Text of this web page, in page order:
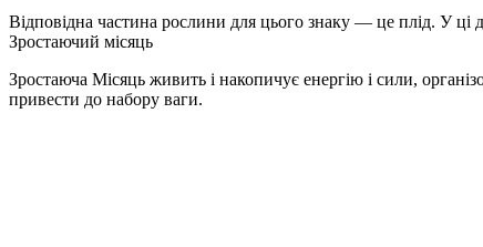
Відповідна частина рослини для цього знаку — це плід. У
Зростаючий місяць
Зростаюча Місяць живить і накопичує енергію і сили,
привести до набору ваги.